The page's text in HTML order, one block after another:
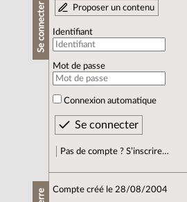
Se connecter Proposer un contenu
Identifiant
Mot de passe
Connexion automatique
Pas de compte ? S’inscrire…
Compte créé le 28/08/2004